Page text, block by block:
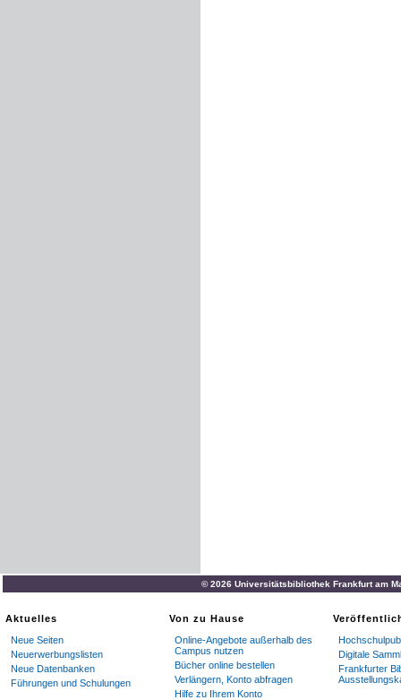
© 2026 Universitätsbibliothek Frankfurt am
Aktuelles
Neue Seiten
Neuerwerbungslisten
Neue Datenbanken
Führungen und Schulungen
Von zu Hause
Online-Angebote außerhalb des
Campus nutzen
Bücher online bestellen
Verlängern, Konto abfragen
Hilfe zu Ihrem Konto
Digitale
Frankfurter